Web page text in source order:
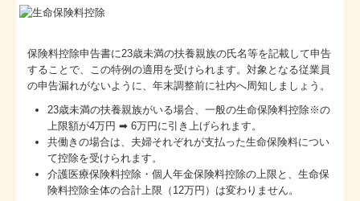
保険料控除申告書に23歳未満の扶養親族の氏名等を記載して申告
することで、この特例の適用を受けられます。対象となる従業員
の申告漏れがないように、年末調整前に社内へ周知しましょう。
23歳未満の扶養親族がいる場合、一般の生命保険料控除※の
上限額が4万円 ➡ 6万円に引き上げられます。
共働きの場合は、夫婦それぞれが支払った生命保険料につい
て控除を受けられます。
介護医療保険料控除・個人年金保険料控除の上限と、生命保
険料控除全体の合計上限（12万円）は変わりません。